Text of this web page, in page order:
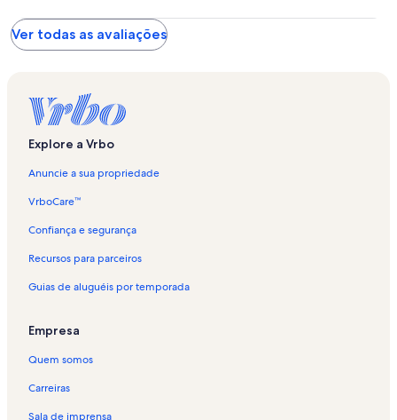
Ver todas as avaliações
Explore a Vrbo
Anuncie a sua propriedade
VrboCare™
Confiança e segurança
Recursos para parceiros
Guias de aluguéis por temporada
Empresa
Quem somos
Carreiras
Sala de imprensa